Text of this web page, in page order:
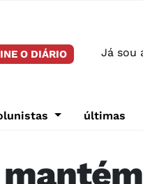
O DIÁRIO Já sou
últimas